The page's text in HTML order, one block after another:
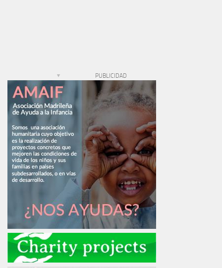
PUBLICIDAD